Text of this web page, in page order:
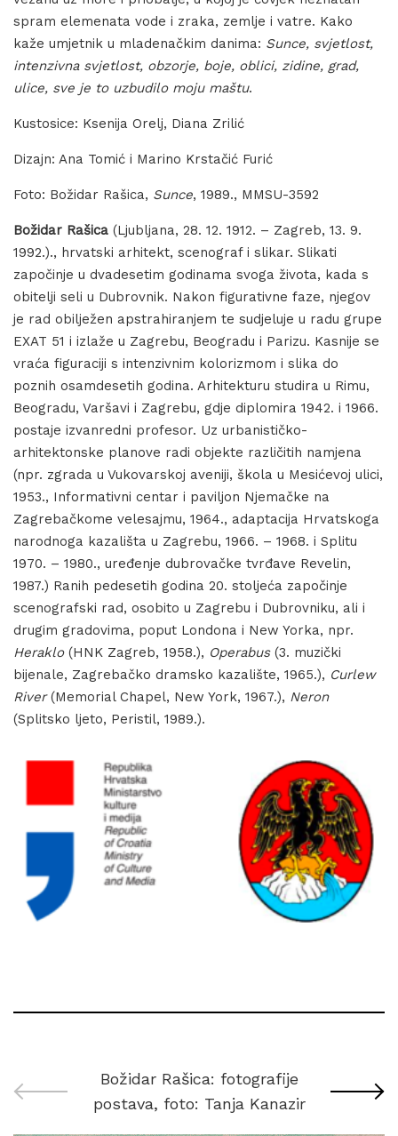
spram elemenata vode i zraka, zemlje i vatre. Kako
kaže umjetnik u mladenačkim danima: Sunce, svjetlost,
intenzivna svjetlost, obzorje, boje, oblici, zidine, grad,
ulice, sve je to uzbudilo moju maštu.
Kustosice: Ksenija Orelj, Diana Zrilić
Dizajn: Ana Tomić i Marino Krstačić Furić
Foto: Božidar Rašica, Sunce, 1989., MMSU-3592
Božidar Rašica (Ljubljana, 28. 12. 1912. – Zagreb, 13. 9.
1992.)., hrvatski arhitekt, scenograf i slikar. Slikati
započinje u dvadesetim godinama svoga života, kada s
obitelji seli u Dubrovnik. Nakon figurativne faze, njegov
je rad obilježen apstrahiranjem te sudjeluje u radu grupe
EXAT 51 i izlaže u Zagrebu, Beogradu i Parizu. Kasnije se
vraća figuraciji s intenzivnim kolorizmom i slika do
poznih osamdesetih godina. Arhitekturu studira u Rimu,
Beogradu, Varšavi i Zagrebu, gdje diplomira 1942. i 1966.
postaje izvanredni profesor. Uz urbanističko-
arhitektonske planove radi objekte različitih namjena
(npr. zgrada u Vukovarskoj aveniji, škola u Mesićevoj ulici,
1953., Informativni centar i paviljon Njemačke na
Zagrebačkome velesajmu, 1964., adaptacija Hrvatskoga
narodnoga kazališta u Zagrebu, 1966. – 1968. i Splitu
1970. – 1980., uređenje dubrovačke tvrđave Revelin,
1987.) Ranih pedesetih godina 20. stoljeća započinje
scenografski rad, osobito u Zagrebu i Dubrovniku, ali i
drugim gradovima, poput Londona i New Yorka, npr.
Heraklo(HNK Zagreb, 1958.), Operabus(3. muzički
bijenale, Zagrebačko dramsko kazalište, 1965.), Curlew
River(Memorial Chapel, New York, 1967.), Neron
(Splitsko ljeto, Peristil, 1989.).
Božidar Rašica: fotografije
postava, foto: Tanja Kanazir